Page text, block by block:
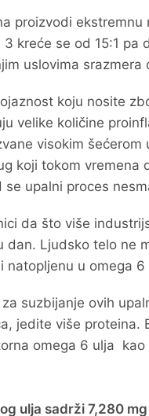
proizvodi
kreće se od 15:1
uslovima
koju nosite
velike količine
visokim
koji tokom
upalni proces
da što više
dan. Ljudsko telo ne
natopljenu u omega 6
suzbijanje ovih
jedite više
omega 6 ulja
ulja sadrži 7,280